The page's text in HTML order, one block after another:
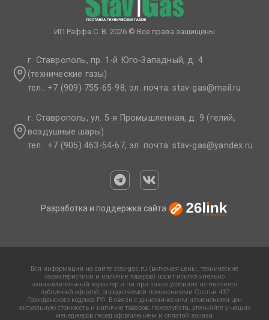
ИП Раффа С. В. 2026 © Все права защищены
г. Ставрополь, пр. 1-й Юго-Западный, д. 4
(технические газы)
тел.: +7 (909) 755-65-98, эл. почта: stav-gas@mail.ru​
г. Ставрополь, ул. 5-я Промышленная, д. 9 (гелий,
воздушные шары)
тел.: +7 (905) 463-54-67, эл. почта: stav-gas@yandex.ru​
Разработка и поддержка сайта
Вся информация на сайте stav-gas.ru (включая цены, технические
характеристики и наличие товаров) носит исключительно
ознакомительный характер и ни при каких условиях не является
публичной офертой, определяемой положениями Статьи 437
Гражданского кодекса РФ. В связи с динамическим изменением цен
актуальную стоимость и наличие товаров, пожалуйста, уточняйте у наших
менеджеров перед оформлением и оплатой заказа.